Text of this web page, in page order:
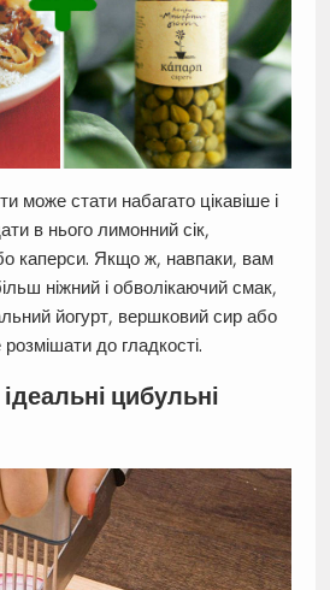
може стати набагато цікавіше і
в нього лимонний сік,
каперси. Якщо ж, навпаки, вам
ніжний і обволікаючий смак,
йогурт, вершковий сир або
до гладкості.
цибульні